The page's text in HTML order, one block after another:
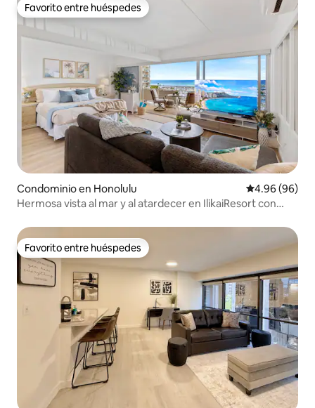
Favorito entre huéspedes
Favorito entre huéspedes
Condominio en Honolulu Calificación
4.96 (96)
Hermosa vista al mar y al atardecer en IlikaiResort con
Favorito entre huéspedes
Favorito entre huéspedes